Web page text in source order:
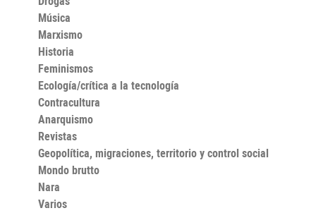
Música
Marxismo
Historia
Feminismos
Ecología/crítica a la tecnología
Contracultura
Anarquismo
Revistas
Geopolítica, migraciones, territorio y control social
Mondo brutto
Nara
Varios